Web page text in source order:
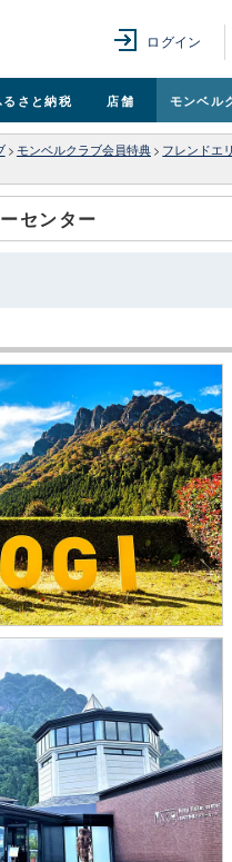
ログイン
るさと納税 店舗 モンベル
> モンベルクラブ会員特典 > フレンドエ
センター